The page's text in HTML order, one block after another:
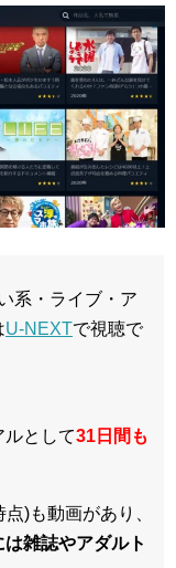
系・ライブ・ア
U-NEXTで視聴で
として31日間も
)も動画があり、
は雑誌やアダルト